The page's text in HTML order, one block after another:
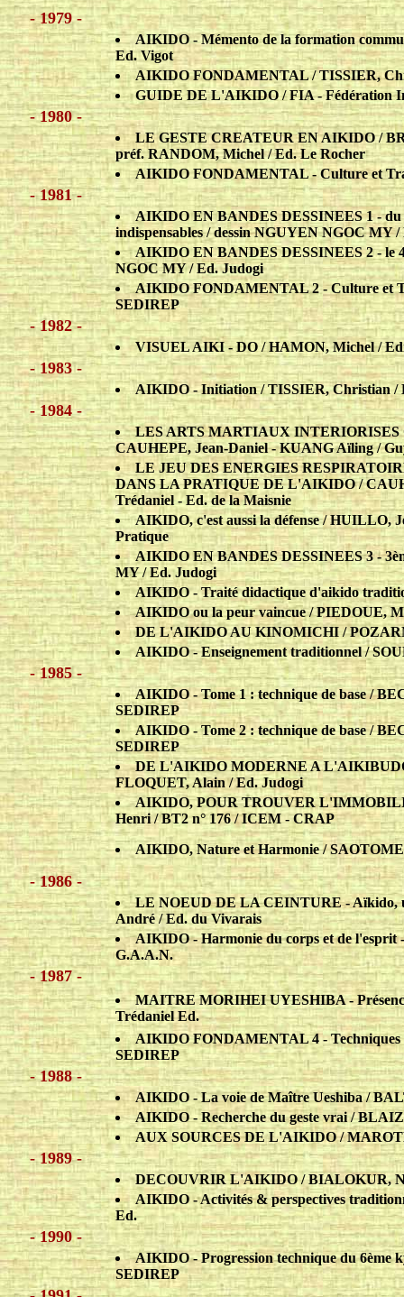
- 1979 -
AIKIDO - Mémento de la formation
Ed. Vigot
AIKIDO FONDAMENTAL / TISSIER,
GUIDE DE L'AIKIDO / FIA - Fédération
- 1980 -
LE GESTE CREATEUR EN AIKIDO /
préf. RANDOM, Michel / Ed. Le Rocher
AIKIDO FONDAMENTAL - Culture et
- 1981 -
AIKIDO EN BANDES DESSINEES 1 - du
indispensables / dessin NGUYEN NGOC MY
AIKIDO EN BANDES DESSINEES 2 - le
NGOC MY / Ed. Judogi
AIKIDO FONDAMENTAL 2 - Culture et
SEDIREP
- 1982 -
VISUEL AIKI - DO / HAMON, Michel /
- 1983 -
AIKIDO - Initiation / TISSIER, Christian /
- 1984 -
LES ARTS MARTIAUX
CAUHEPE, Jean-Daniel - KUANG Aïling /
LE JEU DES ENERGIES
DANS LA PRATIQUE DE L'AIKIDO /
Trédaniel - Ed. de la Maisnie
AIKIDO, c'est aussi la défense / HUILLO,
Pratique
AIKIDO EN BANDES DESSINEES 3 -
MY / Ed. Judogi
AIKIDO - Traité didactique d'aikido
AIKIDO ou la peur vaincue / PIEDOUE,
DE L'AIKIDO AU KINOMICHI /
AIKIDO - Enseignement traditionnel /
- 1985 -
AIKIDO - Tome 1 : technique de base /
SEDIREP
AIKIDO - Tome 2 : technique de base /
SEDIREP
DE L'AIKIDO MODERNE A
FLOQUET, Alain / Ed. Judogi
AIKIDO, POUR TROUVER
Henri / BT2 n° 176 / ICEM - CRAP
AIKIDO, Nature et Harmonie /
- 1986 -
LE NOEUD DE LA CEINTURE - Aïkido,
André / Ed. du Vivarais
AIKIDO - Harmonie du corps et de l'esprit
G.A.A.N.
- 1987 -
MAITRE MORIHEI UYESHIBA -
Trédaniel Ed.
AIKIDO FONDAMENTAL 4 - Techniques
SEDIREP
- 1988 -
AIKIDO - La voie de Maître Ueshiba /
AIKIDO - Recherche du geste vrai /
AUX SOURCES DE L'AIKIDO /
- 1989 -
DECOUVRIR L'AIKIDO / BIALOKUR,
AIKIDO - Activités & perspectives
Ed.
- 1990 -
AIKIDO - Progression technique du 6ème
SEDIREP